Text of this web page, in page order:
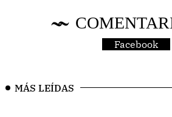
Facebook
MÁS LEÍDAS